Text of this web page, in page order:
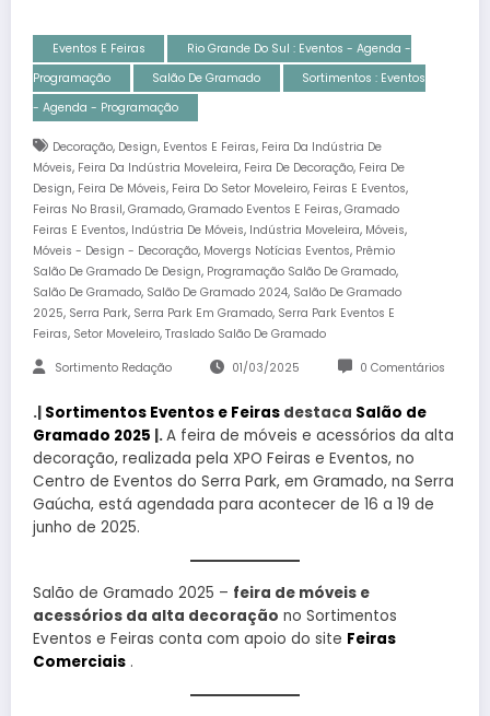
Eventos E Feiras
Rio Grande Do Sul : Eventos - Agenda -
Programação
Salão De Gramado
Sortimentos : Eventos
- Agenda - Programação
Decoração, Design, Eventos E Feiras, Feira Da Indústria De
Móveis, Feira Da Indústria Moveleira, Feira De Decoração, Feira De
Design, Feira De Móveis, Feira Do Setor Moveleiro, Feiras E Eventos,
Feiras No Brasil, Gramado, Gramado Eventos E Feiras, Gramado
Feiras E Eventos, Indústria De Móveis, Indústria Moveleira, Móveis,
Móveis - Design - Decoração, Movergs Notícias Eventos, Prêmio
Salão De Gramado De Design, Programação Salão De Gramado,
Salão De Gramado, Salão De Gramado 2024, Salão De Gramado
2025, Serra Park, Serra Park Em Gramado, Serra Park Eventos E
Feiras, Setor Moveleiro, Traslado Salão De Gramado
Sortimento Redação 01/03/2025 0 Comentários
.| Sortimentos Eventos e Feiras destaca Salão de
Gramado 2025 |.A feira de móveis e acessórios da alta
decoração, realizada pela XPO Feiras e Eventos, no
Centro de Eventos do Serra Park, em Gramado, na Serra
Gaúcha, está agendada para acontecer de 16 a 19 de
junho de 2025.
Salão de Gramado 2025 – feira de móveis e
acessórios da alta decoração no Sortimentos
Eventos e Feiras conta com apoio do site Feiras
Comerciais .